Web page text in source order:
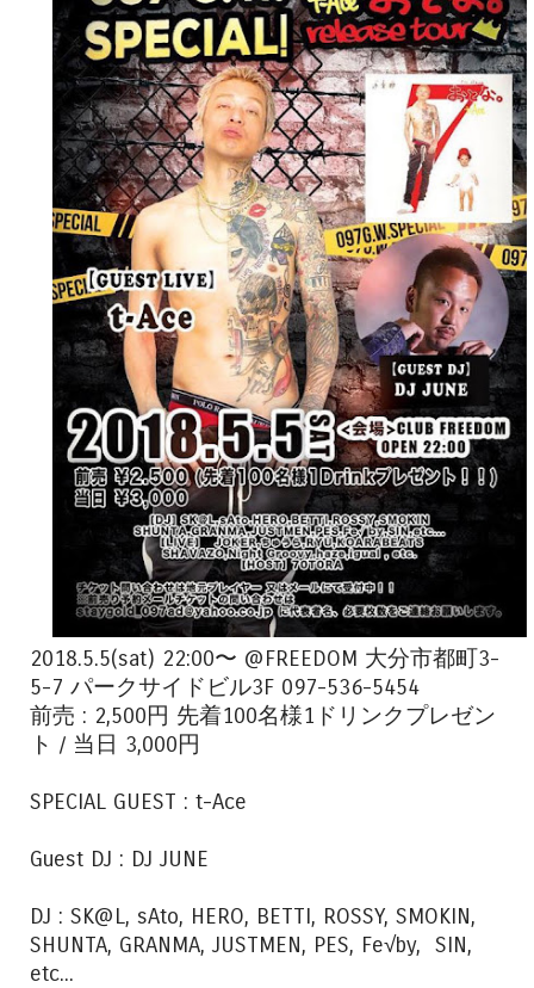
2018.5.5(sat) 22:00〜 @FREEDOM 大分市都町3-
5-7 パークサイドビル3F 097-536-5454
前売 : 2,500円 先着100名様1ドリンクプレゼン
ト / 当日 3,000円
SPECIAL GUEST : t-Ace
Guest DJ : DJ JUNE
DJ : SK@L, sAto, HERO, BETTI, ROSSY, SMOKIN,
SHUNTA, GRANMA, JUSTMEN, PES, Fe√by, SIN,
etc...